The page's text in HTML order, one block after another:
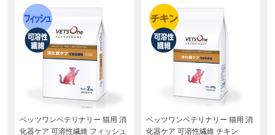
ベッツワンベテリナリー 猫用 消
化器ケア 可溶性繊維 フィッシュ
ベッツワンベテリナリー 猫用 消
化器ケア 可溶性繊維 チキン